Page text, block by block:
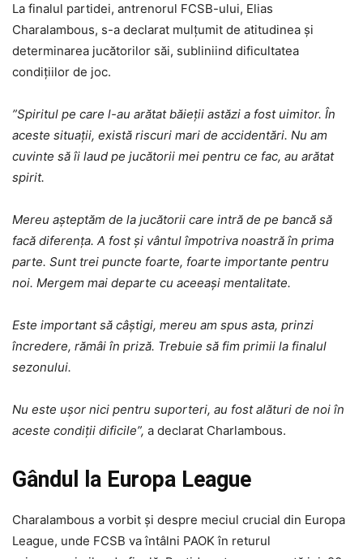
La finalul partidei, antrenorul FCSB-ului, Elias
Charalambous, s-a declarat mulțumit de atitudinea și
determinarea jucătorilor săi, subliniind dificultatea
condițiilor de joc.
”Spiritul pe care l-au arătat băieții astăzi a fost uimitor. În
aceste situații, există riscuri mari de accidentări. Nu am
cuvinte să îi laud pe jucătorii mei pentru ce fac, au arătat
spirit.
Mereu așteptăm de la jucătorii care intră de pe bancă să
facă diferența. A fost și vântul împotriva noastră în prima
parte. Sunt trei puncte foarte, foarte importante pentru
noi. Mergem mai departe cu aceeași mentalitate.
Este important să câștigi, mereu am spus asta, prinzi
încredere, rămâi în priză. Trebuie să fim primii la finalul
sezonului.
Nu este ușor nici pentru suporteri, au fost alături de noi în
aceste condiții dificile”, a declarat Charlambous.
Gândul la Europa League
Charalambous a vorbit și despre meciul crucial din Europa
League, unde FCSB va întâlni PAOK în returul